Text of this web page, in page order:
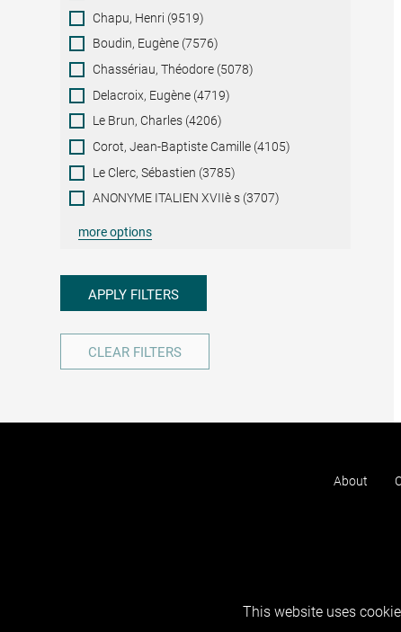
Chapu, Henri (9519)
Boudin, Eugène (7576)
Chassériau, Théodore (5078)
Delacroix, Eugène (4719)
Le Brun, Charles (4206)
Corot, Jean-Baptiste Camille (4105)
Le Clerc, Sébastien (3785)
ANONYME ITALIEN XVIIè s (3707)
more options
APPLY FILTERS
CLEAR FILTERS
About
This website uses